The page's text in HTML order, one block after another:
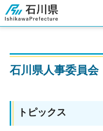
石川県
石川県人事委員会
トピックス